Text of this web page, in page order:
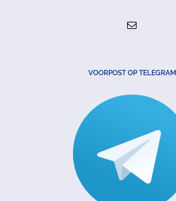
VOORPOST OP TELEGRAM